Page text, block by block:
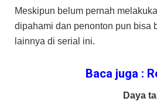
Meskipun belum pernah
dipahami dan penonton pun bisa
lainnya di serial ini.
Baca juga :
Daya